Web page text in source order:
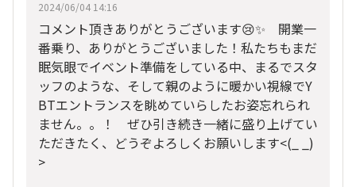
2024/06/04 14:16
コメント頂きありがとうございます😢✨ 開業一
番乗り、ありがとうございました！私たちもまだ
眠気眼でイベント準備をしている中、まるでスタ
ッフのような、そして親のように暖かい視線でY
BTエントランスを眺めていらしたお姿忘れられ
ません。。！ ぜひ引き続き一緒に盛り上げてい
ただきたく、どうぞよろしくお願いします<(_ _)
>